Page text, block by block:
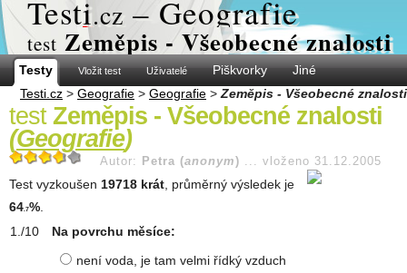
Testi.cz – Geografie
test Zeměpis - Všeobecné znalosti
Testy Vložit test Uživatelé Piškvorky
Jiné
Testi.cz > Geografie > Geografie > Zeměpis - Všeobecné znalosti
test Zeměpis - Všeobecné znalosti
(Geografie)
Autor: Petra (anonym ) ... vloženo 31.12.2005
Test vyzkoušen 19718 krát , průměrný výsledek je
64 .7%
Na povrchu měsíce:
není voda, je tam velmi řídký vzduch